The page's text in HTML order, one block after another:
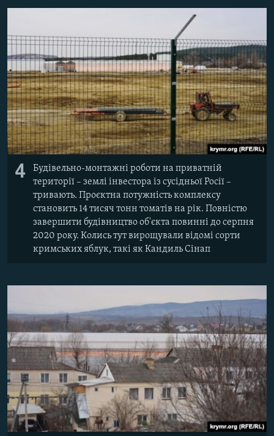
4
Будівельно-монтажні роботи на приватній
території – землі інвестора із сусідньої Росії –
тривають. Проєктна потужність комплексу
становить 14 тисяч тонн томатів на рік. Повністю
завершити будівництво об'єкта повинні до серпня
2020 року. Колись тут вирощували відомі сорти
кримських яблук, такі як Кандиль Сінап